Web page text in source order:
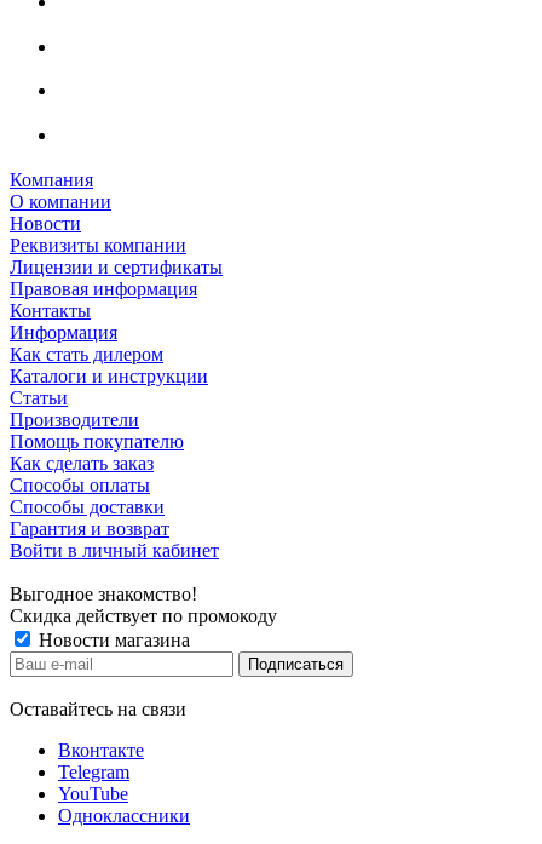
Компания
О компании
Новости
Реквизиты компании
Лицензии и сертификаты
Правовая информация
Контакты
Информация
Как стать дилером
Каталоги и инструкции
Статьи
Производители
Помощь покупателю
Как сделать заказ
Способы оплаты
Способы доставки
Гарантия и возврат
Войти в личный кабинет
Выгодное знакомство!
Скидка действует по промокоду
Новости магазина
Оставайтесь на связи
Вконтакте
Telegram
YouTube
Одноклассники